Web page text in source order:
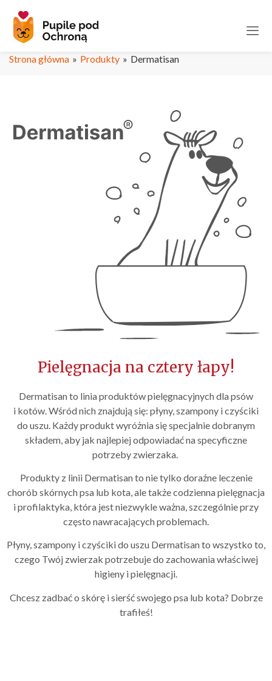
Strona główna » Produkty » Dermatisan
Pielęgnacja na cztery łapy!
Dermatisan to linia produktów pielęgnacyjnych dla psów
i kotów. Wśród nich znajdują się: płyny, szampony i czyściki
do uszu. Każdy produkt wyróżnia się specjalnie dobranym
składem, aby jak najlepiej odpowiadać na specyficzne
potrzeby zwierzaka.
Produkty z linii Dermatisan to nie tylko doraźne leczenie
chorób skórnych psa lub kota, ale także codzienna pielęgnacja
i profilaktyka, która jest niezwykle ważna, szczególnie przy
często nawracających problemach.
Płyny, szampony i czyściki do uszu Dermatisan to wszystko to,
czego Twój zwierzak potrzebuje do zachowania właściwej
higieny i pielęgnacji.
Chcesz zadbać o skórę i sierść swojego psa lub kota? Dobrze
trafiłeś!